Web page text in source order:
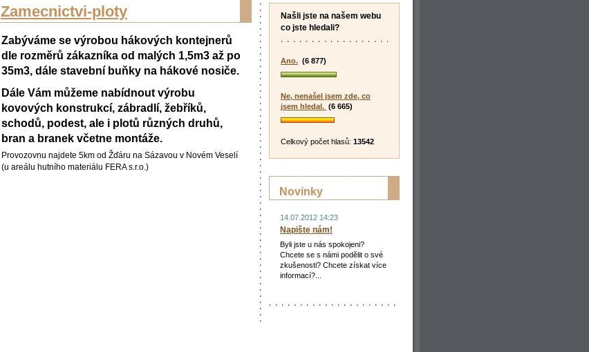
Zamecnictvi-ploty
Zabýváme se výrobou hákových kontejnerů
dle rozměrů zákazníka od malých 1,5m3 až po
35m3, dále stavební buňky na hákové nosiče.
Dále Vám můžeme nabídnout výrobu
kovových konstrukcí, zábradlí, žebříků,
schodů, podest, ale i plotů různých druhů,
bran a branek včetne montáže.
Provozovnu najdete 5km od Žďáru na Sázavou v Novém Veselí
(u areálu hutního materiálu FERA s.r.o.)
Našli jste na našem webu
co jste hledali?
Ano. (6 877)
Ne, nenašel jsem zde, co
jsem hledal. (6 665)
Celkový počet hlasů: 13542
Novinky
14.07.2012 14:23
Napište nám!
Byli jste u nás spokojeni?
Chcete se s námi podělit o své
zkušenosti? Chcete získat více
informací?...